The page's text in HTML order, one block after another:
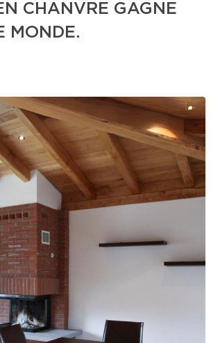
CHANVRE GAGNE
MONDE.